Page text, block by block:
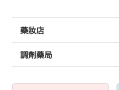
藥妝店
調劑藥局